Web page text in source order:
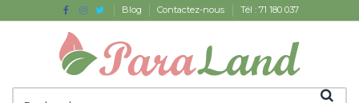
Blog Contactez-nous Tél : 71 180 037